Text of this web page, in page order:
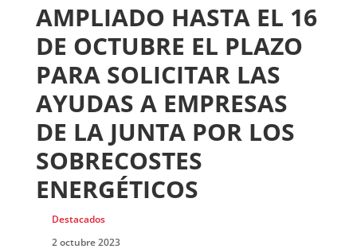
AMPLIADO HASTA EL 16
DE OCTUBRE EL PLAZO
PARA SOLICITAR LAS
AYUDAS A EMPRESAS
DE LA JUNTA POR LOS
SOBRECOSTES
ENERGÉTICOS
Destacados
2 octubre 2023